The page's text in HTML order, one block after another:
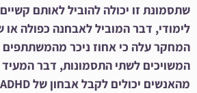
שתסמונת זו יכולה להוביל לאותם
לימודי, דבר המוביל לאבחנה כפולה או
המחקר עלה כי אחוז ניכר מהמשתתפים
המשויכים לשתי התסמונות, דבר
מהאנשים יכולים לקבל אבחון שלADHD